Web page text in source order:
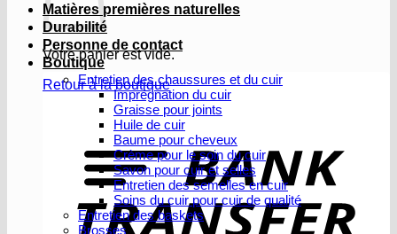
Votre panier est vide.
Retour à la boutique
Matières premières naturelles
Durabilité
Personne de contact
Boutique
Entretien des chaussures et du cuir
Imprégnation du cuir
Graisse pour joints
Huile de cuir
Baume pour cheveux
Crème pour le soin du cuir
Savon pour cuir et selles
Entretien des semelles en cuir
Soins du cuir pour cuir de qualité
Entretien des baskets
Brosses